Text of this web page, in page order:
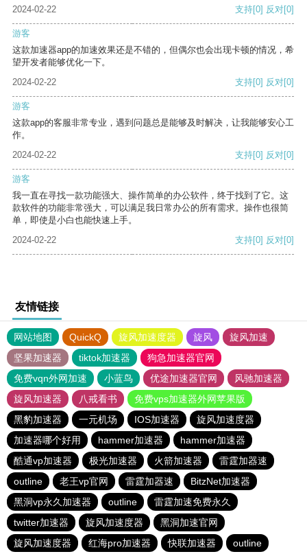
2024-02-22 支持[0] 反对[0]
游客
这款加速器app的加速效果还是不错的，但偶尔也会出现卡顿的情况，希
望开发者能够优化一下。
2024-02-22
支持[0] 反对[0]
游客
这款app的客服非常专业，遇到问题总是能够及时解决，让我能够安心工
作。
2024-02-22
支持[0] 反对[0]
游客
我一直在寻找一款功能强大、操作简单的办公软件，终于找到了它。这
款软件的功能非常强大，可以满足我日常办公的所有需求。操作也很简
单，即使是小白也能快速上手。
2024-02-22
支持[0] 反对[0]
友情链接
网站地图 QuickQ 旋风加速度器 旋风
旋风加速
坚果加速器
tiktok加速器
狗急加速器官网
免费vqn外网加速
小蓝鸟 优途加速器官网
风驰加速器
旋风加速器
八戒看书
免费vps加速器外网苹果版
黑豹加速器
一元机场 IOS加速器
旋风加速度器
加速器哪个好用
hammer加速器
hammer加速器
酷通vp加速器
极光加速器 火箭加速器
雷霆加器速
outline
老王vp官网 雷霆加器速
BitzNet加速器
黑洞vp永久加速器
outline
雷霆加速免费永久
twitter加速器
旋风加速度器
黑洞加速官网
旋风加速度器
红海pro加速器 快联加速器 outline